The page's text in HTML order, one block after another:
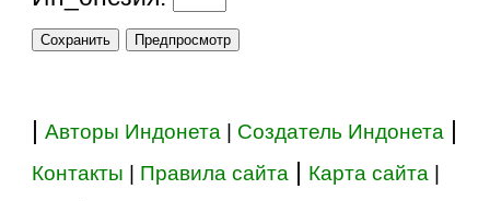
|Авторы Индонета Создатель Индонета
Контакты Правила сайта Карта сайта